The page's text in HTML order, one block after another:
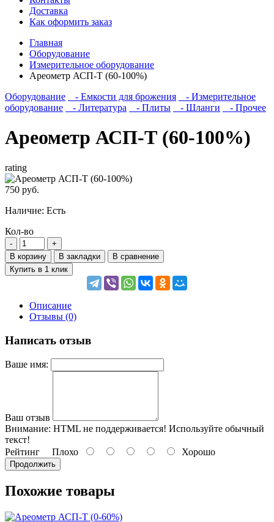
Доставка
Как оформить заказ
Главная
Оборудование
Измерительное оборудование
Ареометр АСП-Т (60-100%)
Оборудование
- Емкости для брожения
- Измерительное
оборудование
- Литература - Плиты - Шланги - Прочее
Ареометр АСП-Т (60-100%)
rating
750 руб.
Наличие: Есть
Кол-во
В корзину В закладки
В сравнение
Купить в 1 клик
Описание
Отзывы (0)
Написать отзыв
Ваше имя:
Ваш отзыв
Внимание: HTML не поддерживается! Используйте обычный
текст!
Рейтинг Плохо Хорошо
Продолжить
Похожие товары